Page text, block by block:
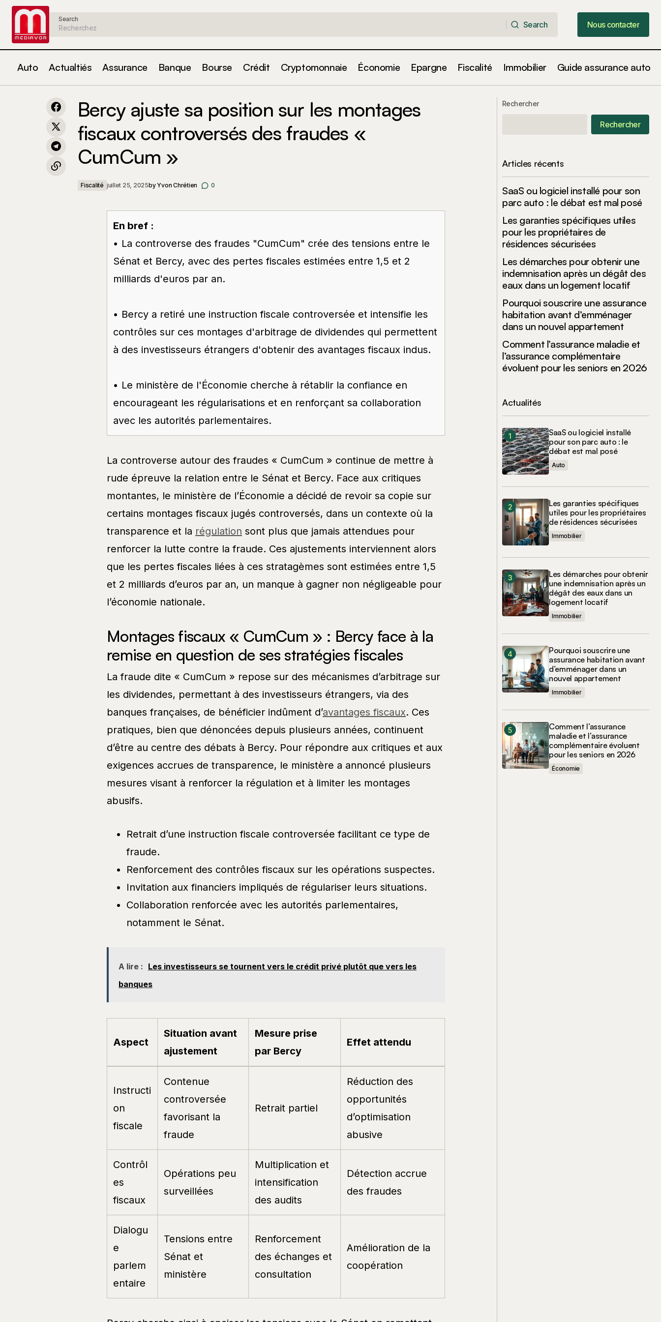
Search
Search
Nous contacter
Nous contacter
Auto Actualtiés Assurance Banque Bourse Crédit Cryptomonnaie Économie Epargne Fiscalité Immobilier Guide assurance auto
de ceux qui s'adaptent à la hausse des
CumCum »
pour acquérir une maison à moins de
100 000 euros
Bercy ajuste sa position sur les montages
fiscaux controversés des fraudes «
CumCum »
Fiscalité juillet 25, 2025byYvon Chrétien 0
En bref :
• La controverse des fraudes "CumCum" crée des tensions entre le
Sénat et Bercy, avec des pertes fiscales estimées entre 1,5 et 2
milliards d'euros par an.
• Bercy a retiré une instruction fiscale controversée et intensifie les
contrôles sur ces montages d'arbitrage de dividendes qui permettent
à des investisseurs étrangers d'obtenir des avantages fiscaux indus.
• Le ministère de l'Économie cherche à rétablir la confiance en
encourageant les régularisations et en renforçant sa collaboration
avec les autorités parlementaires.
La controverse autour des fraudes « CumCum » continue de mettre à
rude épreuve la relation entre le Sénat et Bercy. Face aux critiques
montantes, le ministère de l’Économie a décidé de revoir sa copie sur
certains montages fiscaux jugés controversés, dans un contexte où la
transparence et la régulation sont plus que jamais attendues pour
renforcer la lutte contre la fraude. Ces ajustements interviennent alors
que les pertes fiscales liées à ces stratagèmes sont estimées entre 1,5
et 2 milliards d’euros par an, un manque à gagner non négligeable pour
l’économie nationale.
Montages fiscaux « CumCum » : Bercy face à la
remise en question de ses stratégies fiscales
La fraude dite « CumCum » repose sur des mécanismes d’arbitrage sur
les dividendes, permettant à des investisseurs étrangers, via des
banques françaises, de bénéficier indûment d’avantages fiscaux. Ces
pratiques, bien que dénoncées depuis plusieurs années, continuent
d’être au centre des débats à Bercy. Pour répondre aux critiques et aux
exigences accrues de transparence, le ministère a annoncé plusieurs
mesures visant à renforcer la régulation et à limiter les montages
abusifs.
Retrait d’une instruction fiscale controversée facilitant ce type de
fraude.
Renforcement des contrôles fiscaux sur les opérations suspectes.
Invitation aux financiers impliqués de régulariser leurs situations.
Collaboration renforcée avec les autorités parlementaires,
notamment le Sénat.
A lire : Les investisseurs se tournent vers le crédit privé plutôt que vers les
banques
Aspect
Situation avant
ajustement
Mesure prise
par Bercy
Effet attendu
Instructi
on
fiscale
Contenue
controversée
favorisant la
fraude
Retrait partiel
Réduction des
opportunités
d’optimisation
abusive
Contrôl
es
fiscaux
Opérations peu
surveillées
Multiplication et
intensification
des audits
Détection accrue
des fraudes
Dialogu
e
parlem
entaire
Tensions entre
Sénat et
ministère
Renforcement
des échanges et
consultation
Amélioration de la
coopération
Rechercher
Rechercher
Articles récents
SaaS ou logiciel installé pour son
parc auto : le débat est mal posé
Les garanties spécifiques utiles
pour les propriétaires de
résidences sécurisées
Les démarches pour obtenir une
indemnisation après un dégât des
eaux dans un logement locatif
Pourquoi souscrire une assurance
habitation avant d’emménager
dans un nouvel appartement
Comment l’assurance maladie et
l’assurance complémentaire
évoluent pour les seniors en 2026
Actualités
SaaS ou logiciel installé
pour son parc auto : le
débat est mal posé
Auto
Les garanties spécifiques
utiles pour les propriétaires
de résidences sécurisées
Immobilier
Les démarches pour obtenir
une indemnisation après un
dégât des eaux dans un
logement locatif
Immobilier
Pourquoi souscrire une
assurance habitation avant
d’emménager dans un
nouvel appartement
Immobilier
Comment l’assurance
maladie et l’assurance
complémentaire évoluent
pour les seniors en 2026
Économie